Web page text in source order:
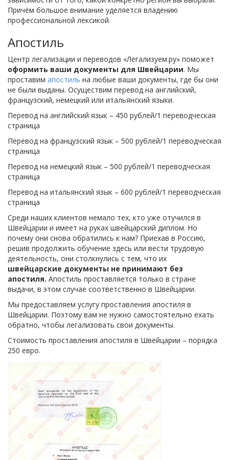
Причём большое внимание уделяется владению
профессиональной лексикой.
Апостиль
Центр легализации и переводов «Легализуем.ру» поможет
оформить ваши документы для Швейцарии. Мы
проставим апостиль на любые ваши документы, где бы они
не были выданы. Осуществим перевод на английский,
французский, немецкий или итальянский языки.
Перевод на английский язык – 450 рублей/1 переводческая
страница
Перевод на французский язык – 500 рублей/1 переводческая
страница
Перевод на немецкий язык – 500 рублей/1 переводческая
страница
Перевод на итальянский язык – 600 рублей/1 переводческая
страница
Среди наших клиентов немало тех, кто уже отучился в
Швейцарии и имеет на руках швейцарский диплом. Но
почему они снова обратились к нам? Приехав в Россию,
решив продолжить обучение здесь или вести трудовую
деятельность, они столкнулись с тем, что их
швейцарские документы не принимают без
апостиля. Апостиль проставляется только в стране
выдачи, в этом случае соответственно в Швейцарии.
Мы предоставляем услугу проставления апостиля в
Швейцарии. Поэтому вам не нужно самостоятельно ехать
обратно, чтобы легализовать свои документы.
Стоимость проставления апостиля в Швейцарии – порядка
250 евро.